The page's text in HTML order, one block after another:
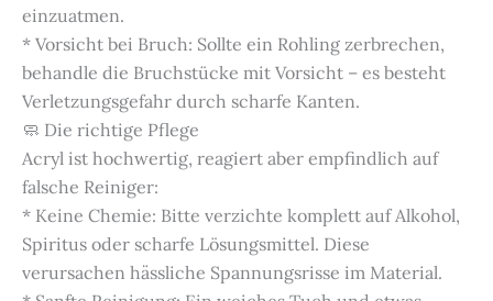
einzuatmen.
* Vorsicht bei Bruch: Sollte ein Rohling zerbrechen,
behandle die Bruchstücke mit Vorsicht – es besteht
Verletzungsgefahr durch scharfe Kanten.
🧼 Die richtige Pflege
Acryl ist hochwertig, reagiert aber empfindlich auf
falsche Reiniger:
* Keine Chemie: Bitte verzichte komplett auf Alkohol,
Spiritus oder scharfe Lösungsmittel. Diese
verursachen hässliche Spannungsrisse im Material.